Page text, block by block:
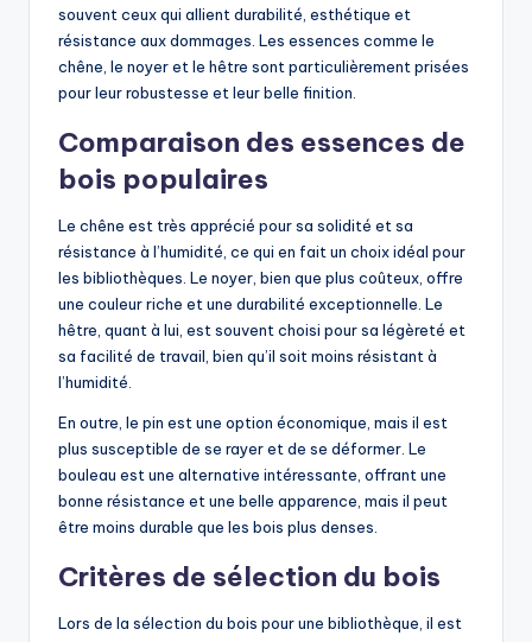
souvent ceux qui allient durabilité, esthétique et
résistance aux dommages. Les essences comme le
chêne, le noyer et le hêtre sont particulièrement prisées
pour leur robustesse et leur belle finition.
Comparaison des essences de
bois populaires
Le chêne est très apprécié pour sa solidité et sa
résistance à l’humidité, ce qui en fait un choix idéal pour
les bibliothèques. Le noyer, bien que plus coûteux, offre
une couleur riche et une durabilité exceptionnelle. Le
hêtre, quant à lui, est souvent choisi pour sa légèreté et
sa facilité de travail, bien qu’il soit moins résistant à
l’humidité.
En outre, le pin est une option économique, mais il est
plus susceptible de se rayer et de se déformer. Le
bouleau est une alternative intéressante, offrant une
bonne résistance et une belle apparence, mais il peut
être moins durable que les bois plus denses.
Critères de sélection du bois
Lors de la sélection du bois pour une bibliothèque, il est